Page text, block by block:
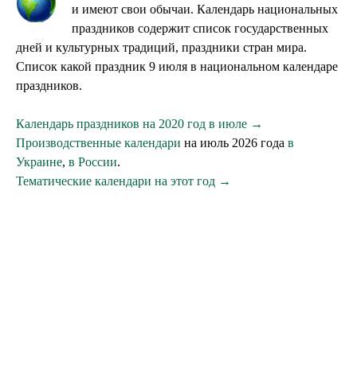
и имеют свои обычаи. Календарь национальных
праздников содержит список государственных
дней и культурных традиций, праздники стран мира.
Список какой праздник 9 июля в национальном календаре
праздников.
Календарь праздников на 2020 год в июле →
Производственные календари на июль 2026 года в
Украине, в России.
Тематические календари на этот год →